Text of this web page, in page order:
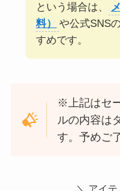
という場合は、
料）
や公式SNS
すめです。
※上記はセ
ルの内容は
す。予めご
＼ アイ